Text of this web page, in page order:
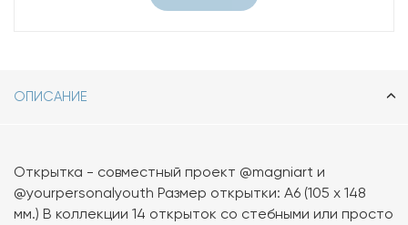
ОПИСАНИЕ
Открытка - совместный проект @magniart и
@yourpersonalyouth Размер открытки: А6 (105 х 148
мм.) В коллекции 14 открыток со стебными или просто